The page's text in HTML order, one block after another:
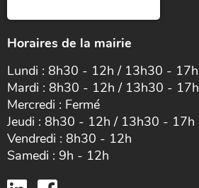
Horaires de la mairie
Lundi : 8h30 - 12h / 13h30 - 17h
Mardi : 8h30 - 12h / 13h30 - 17h
Mercredi : Fermé
Jeudi : 8h30 - 12h / 13h30 - 17h
Vendredi : 8h30 - 12h
Samedi : 9h - 12h